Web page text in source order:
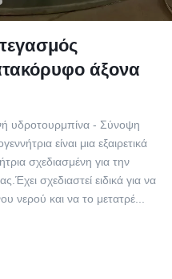
άξονα
υδροτουρμπίνα - Σύνοψη
είναι μια εξαιρετικά
σχεδιασμένη για την
σχεδιαστεί ειδικά για να
νερού και να το μετατρέ...